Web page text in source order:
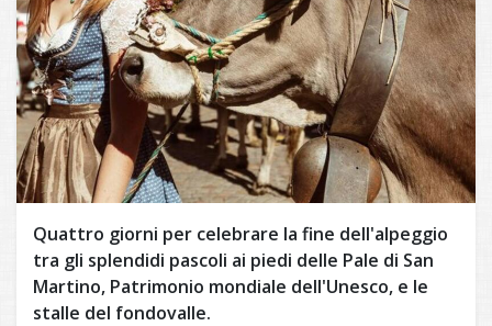
Quattro giorni per celebrare la fine dell'alpeggio
tra gli splendidi pascoli ai piedi delle Pale di San
Martino, Patrimonio mondiale dell'Unesco, e le
stalle del fondovalle.